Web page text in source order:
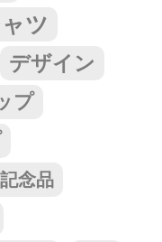
ツ
デザイン
プ
記念品